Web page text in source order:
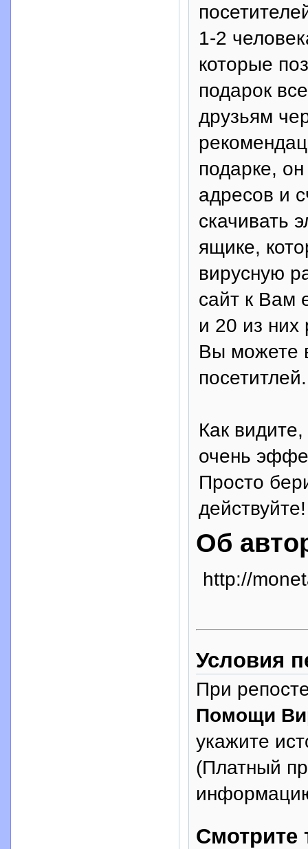
1-2
которые
подарок
друзьям
подарке,
адресов и
скачивать
ящике,
вирусную
сайт к Вам
и 20 из
Вы можете
посетитлей.
Как
очень
Просто
действуйте!
Об
http://
Условия
При
Помощи
укажите
(Платный
Смотрите